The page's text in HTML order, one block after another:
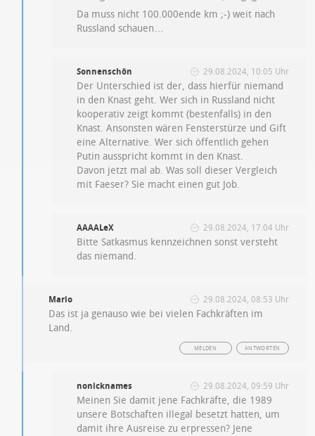
Da muss nicht 100.000ende km ;-) weit nach
Russland schauen…
Sonnenschön 29.08.2024, 10:05 Uhr
Der Unterschied ist der, dass hierfür niemand
in den Knast geht. Wer sich in Russland nicht
kooperativ zeigt kommt (bestenfalls) in den
Knast. Ansonsten wären Fensterstürze und Gift
eine Alternative. Wer sich öffentlich gehen
Putin ausspricht kommt in den Knast.
Davon jetzt mal ab. Was soll dieser Vergleich
mit Faeser? Sie macht einen gut Job.
AAAALeX 29.08.2024, 17:04 Uhr
Bitte Satkasmus kennzeichnen sonst versteht
das niemand.
Mario 29.08.2024, 08:53 Uhr
Das ist ja genauso wie bei vielen Fachkräften im
Land.
ANTWORTEN
MELDEN
nonicknames 29.08.2024, 09:59 Uhr
Meinen Sie damit jene Fachkräfte, die 1989
unsere Botschaften illegal besetzt hatten, um
damit ihre Ausreise zu erpressen? Jene